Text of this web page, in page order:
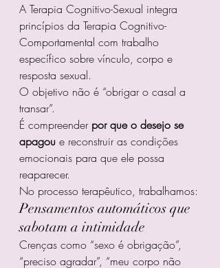
A Terapia Cognitivo-Sexual integra
princípios da Terapia Cognitivo-
Comportamental com trabalho
específico sobre vínculo, corpo e
resposta sexual.
O objetivo não é “obrigar o casal a
transar”.
É compreender por que o desejo se
apagou e reconstruir as condições
emocionais para que ele possa
reaparecer.
No processo terapêutico, trabalhamos:
Pensamentos automáticos que
sabotam a intimidade
Crenças como “sexo é obrigação”,
“preciso agradar”, “meu corpo não